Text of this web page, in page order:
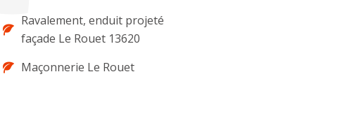
Ravalement, enduit projeté
façade Le Rouet 13620
Maçonnerie Le Rouet